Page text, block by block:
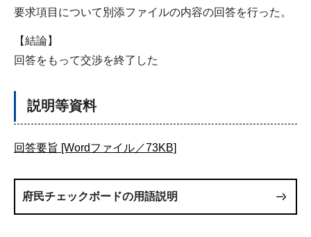
要求項目について別添ファイルの内容の回答を行った。
【結論】
回答をもって交渉を終了した
説明等資料
回答要旨 [Wordファイル／73KB]
府民チェックボードの用語説明